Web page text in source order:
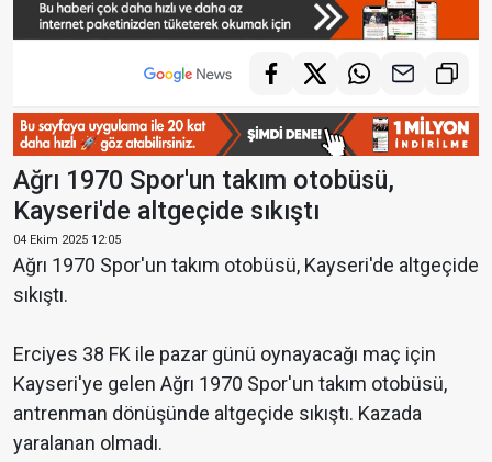
Ağrı 1970 Spor'un takım otobüsü,
Kayseri'de altgeçide sıkıştı
04 Ekim 2025 12:05
Ağrı 1970 Spor'un takım otobüsü, Kayseri'de altgeçide
sıkıştı.
Erciyes 38 FK ile pazar günü oynayacağı maç için
Kayseri'ye gelen Ağrı 1970 Spor'un takım otobüsü,
antrenman dönüşünde altgeçide sıkıştı. Kazada
yaralanan olmadı.